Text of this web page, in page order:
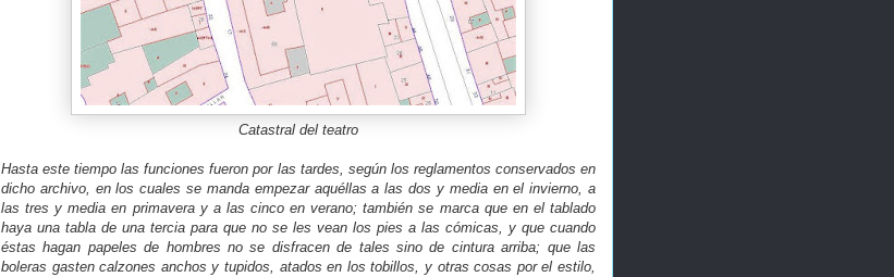
Catastral del teatro
Hasta este tiempo las funciones fueron por las tardes, según los reglamentos conservados en
dicho archivo, en los cuales se manda empezar aquéllas a las dos y media en el invierno, a
las tres y media en primavera y a las cinco en verano; también se marca que en el tablado
haya una tabla de una tercia para que no se les vean los pies a las cómicas, y que cuando
éstas hagan papeles de hombres no se disfracen de tales sino de cintura arriba; que las
boleras gasten calzones anchos y tupidos, atados en los tobillos, y otras cosas por el estilo,